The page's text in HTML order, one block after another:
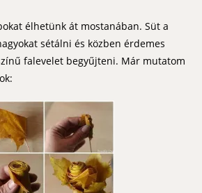
élhetünk át mostanában. Süt a
sétálni és közben érdemes
falevelet begyűjteni. Már mutatom